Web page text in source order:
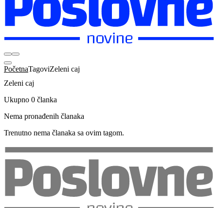
PočetnaTagoviZeleni caj
Zeleni caj
Ukupno 0 članka
Nema pronađenih članaka
Trenutno nema članaka sa ovim tagom.